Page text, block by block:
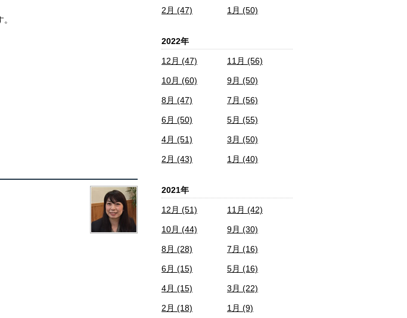
2月 (47) 1月 (50)
2022年
12月 (47) 11月 (56)
10月 (60) 9月 (50)
8月 (47) 7月 (56)
6月 (50) 5月 (55)
4月 (51) 3月 (50)
2月 (43) 1月 (40)
2021年
12月 (51) 11月 (42)
10月 (44) 9月 (30)
8月 (28) 7月 (16)
6月 (15) 5月 (16)
4月 (15) 3月 (22)
2月 (18) 1月 (9)